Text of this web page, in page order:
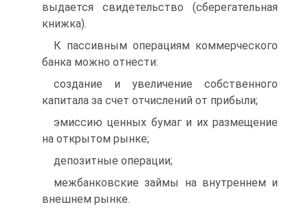
выдается свидетельство (сберегательная
книжка).
К пассивным операциям коммерческого
банка можно отнести:
создание и увеличение собственного
капитала за счет отчислений от прибыли;
эмиссию ценных бумаг и их размещение
на открытом рынке;
депозитные операции;
межбанковские займы на внутреннем и
внешнем рынке.